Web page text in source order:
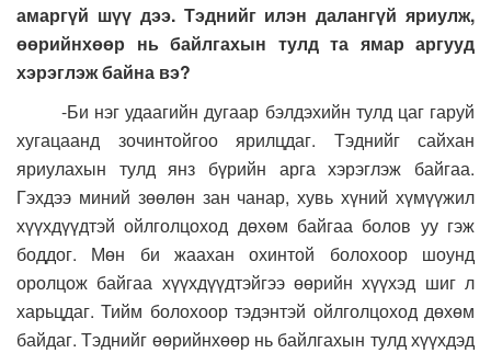
амаргүй шүү дээ. Тэднийг илэн далангүй яриулж,
өөрийнхөөр нь байлгахын тулд та ямар аргууд
хэрэглэж байна вэ?
-Би нэг удаагийн дугаар бэлдэхийн тулд цаг гаруй
хугацаанд зочинтойгоо ярилцдаг. Тэднийг сайхан
яриулахын тулд янз бүрийн арга хэрэглэж байгаа.
Гэхдээ миний зөөлөн зан чанар, хувь хүний хүмүүжил
хүүхдүүдтэй ойлголцоход дөхөм байгаа болов уу гэж
боддог. Мөн би жаахан охинтой болохоор шоунд
оролцож байгаа хүүхдүүдтэйгээ өөрийн хүүхэд шиг л
харьцдаг. Тийм болохоор тэдэнтэй ойлголцоход дөхөм
байдаг. Тэднийг өөрийнхөөр нь байлгахын тулд хүүхдэд